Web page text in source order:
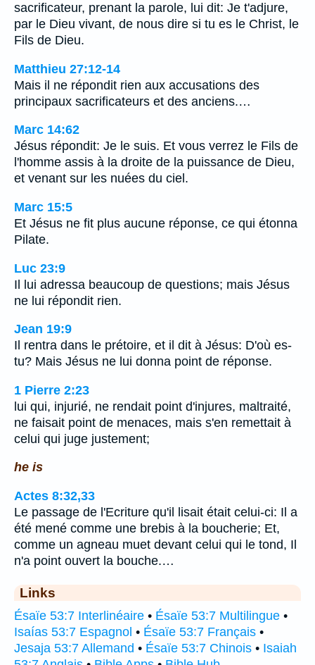
sacrificateur, prenant la parole, lui dit: Je t'adjure,
par le Dieu vivant, de nous dire si tu es le Christ, le
Fils de Dieu.
Matthieu 27:12-14
Mais il ne répondit rien aux accusations des
principaux sacrificateurs et des anciens.…
Marc 14:62
Jésus répondit: Je le suis. Et vous verrez le Fils de
l'homme assis à la droite de la puissance de Dieu,
et venant sur les nuées du ciel.
Marc 15:5
Et Jésus ne fit plus aucune réponse, ce qui étonna
Pilate.
Luc 23:9
Il lui adressa beaucoup de questions; mais Jésus
ne lui répondit rien.
Jean 19:9
Il rentra dans le prétoire, et il dit à Jésus: D'où es-
tu? Mais Jésus ne lui donna point de réponse.
1 Pierre 2:23
lui qui, injurié, ne rendait point d'injures, maltraité,
ne faisait point de menaces, mais s'en remettait à
celui qui juge justement;
he is
Actes 8:32,33
Le passage de l'Ecriture qu'il lisait était celui-ci: Il a
été mené comme une brebis à la boucherie; Et,
comme un agneau muet devant celui qui le tond, Il
n'a point ouvert la bouche.…
Links
Ésaïe 53:7 Interlinéaire • Ésaïe 53:7 Multilingue •
Isaías 53:7 Espagnol • Ésaïe 53:7 Français •
Jesaja 53:7 Allemand • Ésaïe 53:7 Chinois • Isaiah